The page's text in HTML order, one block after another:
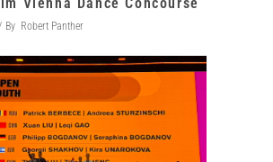
By Robert Panther